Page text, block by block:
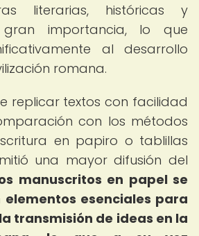
literarias, históricas y
importancia, lo que
al desarrollo
romana.
replicar textos con facilidad
con los métodos
en papiro o tablillas
una mayor difusión del
manuscritos en papel se
esenciales para
transmisión de ideas en la